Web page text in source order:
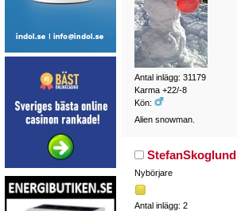
Antal inlägg: 31179
Karma +22/-8
Kön:
Alien snowman.
StefanSkoglund
Nybörjare
Antal inlägg: 2